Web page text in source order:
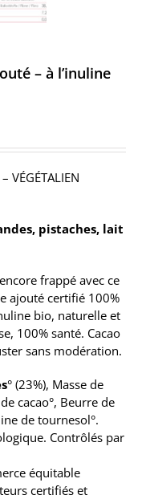
– à l’inuline
VÉGÉTALIEN
pistaches, lait
frappé avec ce
ajouté certifié 100%
bio, naturelle et
100% santé. Cacao
sans modération.
° (23%), Masse de
cacao°, Beurre de
de tournesol°.
Contrôlés par
équitable
certifiés et